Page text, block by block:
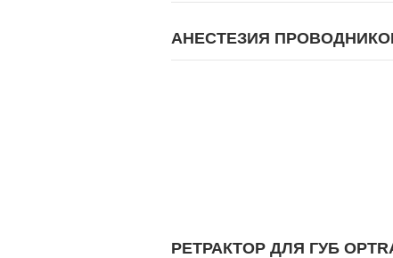
АНЕСТЕЗИЯ
РЕТРАКТОР ДЛЯ ГУБ